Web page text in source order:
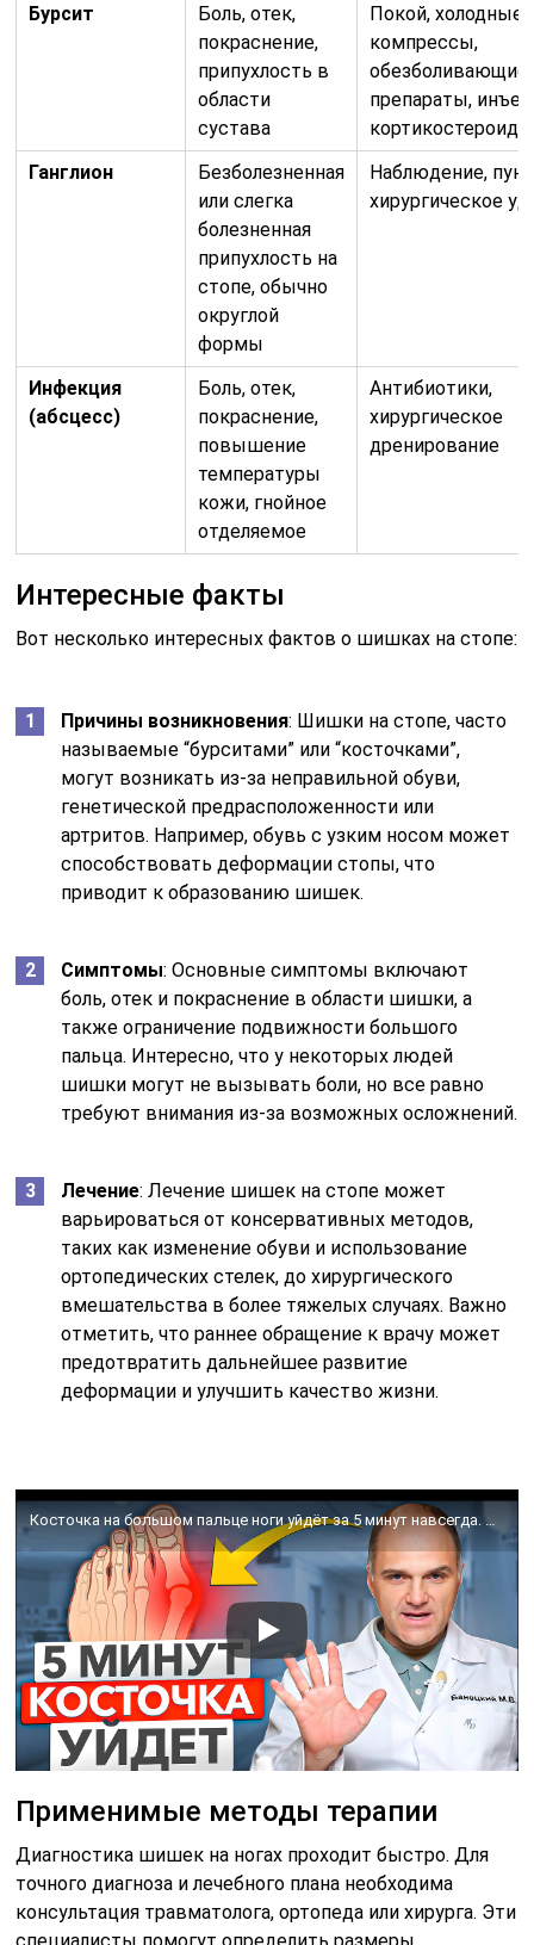
Бурсит
Боль, отек,
покраснение,
припухлость в
области
сустава
Покой, холодные
компрессы,
обезболивающие
препараты,
Ганглион
Безболезненная
или слегка
болезненная
припухлость на
стопе, обычно
округлой
формы
Наблюдение,
хирургическое
Инфекция
(абсцесс)
Боль, отек,
покраснение,
повышение
температуры
кожи, гнойное
отделяемое
Антибиотики,
хирургическое
дренирование
Интересные факты
Вот несколько интересных фактов о шишках на стопе:
Причины возникновения: Шишки на стопе, часто
называемые “бурситами” или “косточками”,
могут возникать из-за неправильной обуви,
генетической предрасположенности или
артритов. Например, обувь с узким носом может
способствовать деформации стопы, что
приводит к образованию шишек.
Симптомы: Основные симптомы включают
боль, отек и покраснение в области шишки, а
также ограничение подвижности большого
пальца. Интересно, что у некоторых людей
шишки могут не вызывать боли, но все равно
требуют внимания из-за возможных осложнений.
Лечение: Лечение шишек на стопе может
варьироваться от консервативных методов,
таких как изменение обуви и использование
ортопедических стелек, до хирургического
вмешательства в более тяжелых случаях. Важно
отметить, что раннее обращение к врачу может
предотвратить дальнейшее развитие
деформации и улучшить качество жизни.
Применимые методы терапии
Диагностика шишек на ногах проходит быстро. Для
точного диагноза и лечебного плана необходима
консультация травматолога, ортопеда или хирурга. Эти